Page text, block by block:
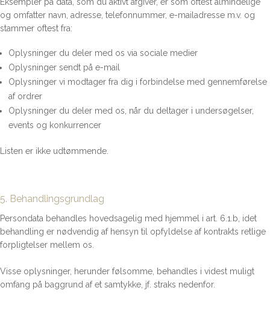
Eksempler på data, som du aktivt afgiver, er som oftest almindelige
og omfatter navn, adresse, telefonnummer, e-mailadresse m.v. og
stammer oftest fra:
Oplysninger du deler med os via sociale medier
Oplysninger sendt på e-mail
Oplysninger vi modtager fra dig i forbindelse med gennemførelse
af ordrer
Oplysninger du deler med os, når du deltager i undersøgelser,
events og konkurrencer
Listen er ikke udtømmende.
5. Behandlingsgrundlag
Persondata behandles hovedsagelig med hjemmel i art. 6.1.b, idet
behandling er nødvendig af hensyn til opfyldelse af kontrakts retlige
forpligtelser mellem os.
Visse oplysninger, herunder følsomme, behandles i videst muligt
omfang på baggrund af et samtykke, jf. straks nedenfor.